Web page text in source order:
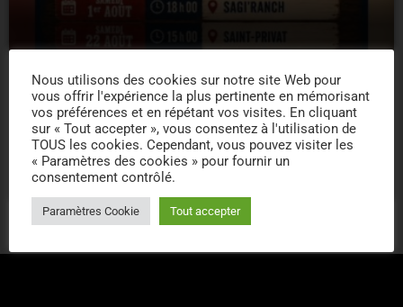
DANSE
TOURNEE ETE – DANCE COUNTRY –
SAGIRAN
6
Nous utilisons des cookies sur notre site Web pour
vous offrir l'expérience la plus pertinente en mémorisant
vos préférences et en répétant vos visites. En cliquant
sur « Tout accepter », vous consentez à l'utilisation de
TOUS les cookies. Cependant, vous pouvez visiter les
« Paramètres des cookies » pour fournir un
consentement contrôlé.
Paramètres Cookie Tout accepter